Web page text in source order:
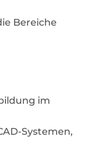
Bereiche
im
Systemen,